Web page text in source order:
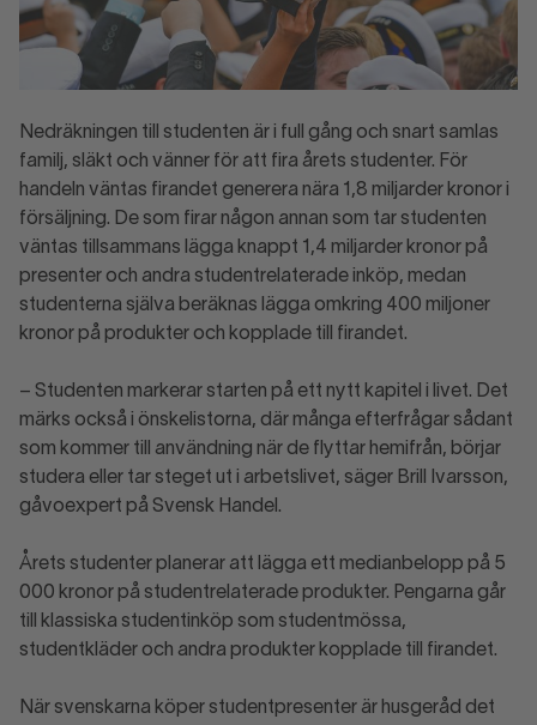
Nedräkningen till studenten är i full gång och snart samlas
familj, släkt och vänner för att fira årets studenter. För
handeln väntas firandet generera nära 1,8 miljarder kronor i
försäljning. De som firar någon annan som tar studenten
väntas tillsammans lägga knappt 1,4 miljarder kronor på
presenter och andra studentrelaterade inköp, medan
studenterna själva beräknas lägga omkring 400 miljoner
kronor på produkter och kopplade till firandet.
– Studenten markerar starten på ett nytt kapitel i livet. Det
märks också i önskelistorna, där många efterfrågar sådant
som kommer till användning när de flyttar hemifrån, börjar
studera eller tar steget ut i arbetslivet, säger Brill Ivarsson,
gåvoexpert på Svensk Handel.
Årets studenter planerar att lägga ett medianbelopp på 5
000 kronor på studentrelaterade produkter. Pengarna går
till klassiska studentinköp som studentmössa,
studentkläder och andra produkter kopplade till firandet.
När svenskarna köper studentpresenter är husgeråd det